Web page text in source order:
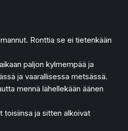
Ronttia se ei tietenkään
paljon kylmempää ja
ja vaarallisessa metsässä.
mennä lähellekään äänen
toisiinsa ja sitten alkoivat